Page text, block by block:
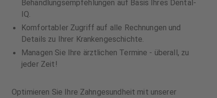
Behandlungsempfehlungen auf Basis Ihres Dental-
IQ.
Komfortabler Zugriff auf alle Rechnungen und
Details zu Ihrer Krankengeschichte.
Managen Sie Ihre ärztlichen Termine - überall, zu
jeder Zeit!
Optimieren Sie Ihre Zahngesundheit mit unserer